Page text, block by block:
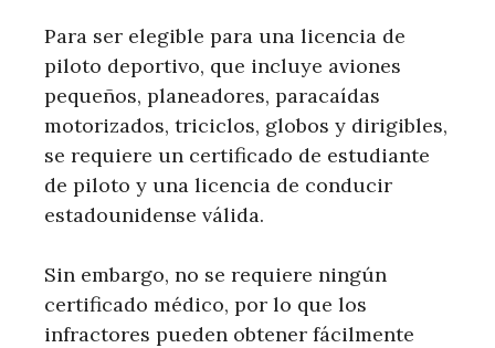
Para ser elegible para una licencia de
piloto deportivo, que incluye aviones
pequeños, planeadores, paracaídas
motorizados, triciclos, globos y dirigibles,
se requiere un certificado de estudiante
de piloto y una licencia de conducir
estadounidense válida.
Sin embargo, no se requiere ningún
certificado médico, por lo que los
infractores pueden obtener fácilmente